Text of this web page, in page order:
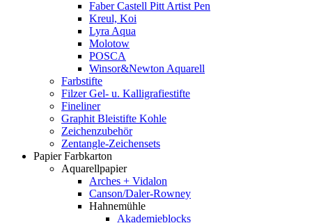
Faber Castell Pitt Artist Pen
Kreul, Koi
Lyra Aqua
Molotow
POSCA
Winsor&Newton Aquarell
Farbstifte
Filzer Gel- u. Kalligrafiestifte
Fineliner
Graphit Bleistifte Kohle
Zeichenzubehör
Zentangle-Zeichensets
Papier Farbkarton
Aquarellpapier
Arches + Vidalon
Canson/Daler-Rowney
Hahnemühle
Akademieblocks